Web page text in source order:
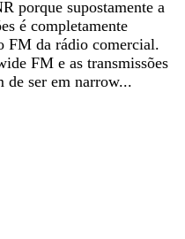
porque supostamente a
é completamente
FM da rádio comercial.
FM e as transmissões
de ser em narrow...